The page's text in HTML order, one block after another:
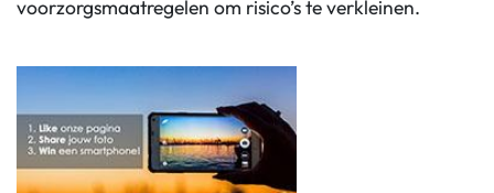
voorzorgsmaatregelen om risico’s te verkleinen.